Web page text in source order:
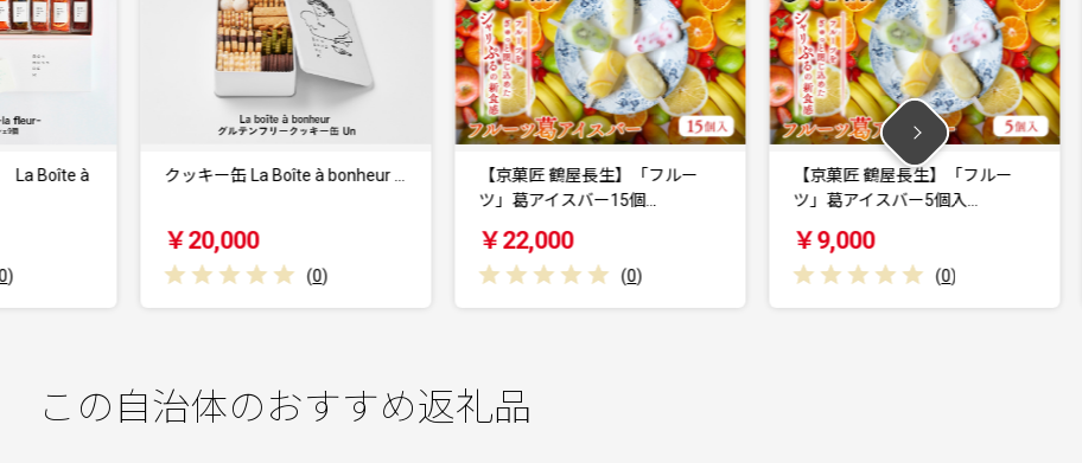
クッキー缶 La Boîte à bonheur …
)
【京菓匠 鶴屋長生】「フルー
ツ」葛アイスバー15個…
)
【京菓匠 鶴屋長生】「フルー
ツ」葛アイスバー5個入…
)
【京菓匠 鶴屋長
イスバー15個入
この自治体のおすすめ返礼品